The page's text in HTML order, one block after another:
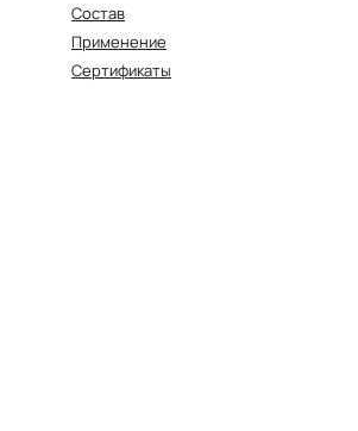
Состав
Применение
Сертификаты